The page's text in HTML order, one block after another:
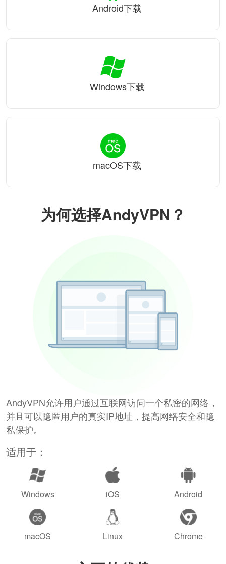
为何选择AndyVPN？
AndyVPN允许用户通过互联网访问一个私密的网络，
并且可以隐匿用户的真实IP地址，提高网络安全和隐
私保护。
适用于：
Windows iOS Android
macOS Linux Chrome
Android下载
Windows下载
macOS下载